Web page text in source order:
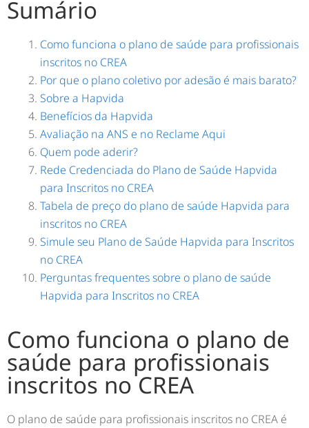
Sumário
Como funciona o plano de saúde para profissionais
inscritos no CREA
Por que o plano coletivo por adesão é mais barato?
Sobre a Hapvida
Benefícios da Hapvida
Avaliação na ANS e no Reclame Aqui
Quem pode aderir?
Rede Credenciada do Plano de Saúde Hapvida
para Inscritos no CREA
Tabela de preço do plano de saúde Hapvida para
inscritos no CREA
Simule seu Plano de Saúde Hapvida para Inscritos
no CREA
Perguntas frequentes sobre o plano de saúde
Hapvida para Inscritos no CREA
Como funciona o plano de
saúde para profissionais
inscritos no CREA
O plano de saúde para profissionais inscritos no CREA é